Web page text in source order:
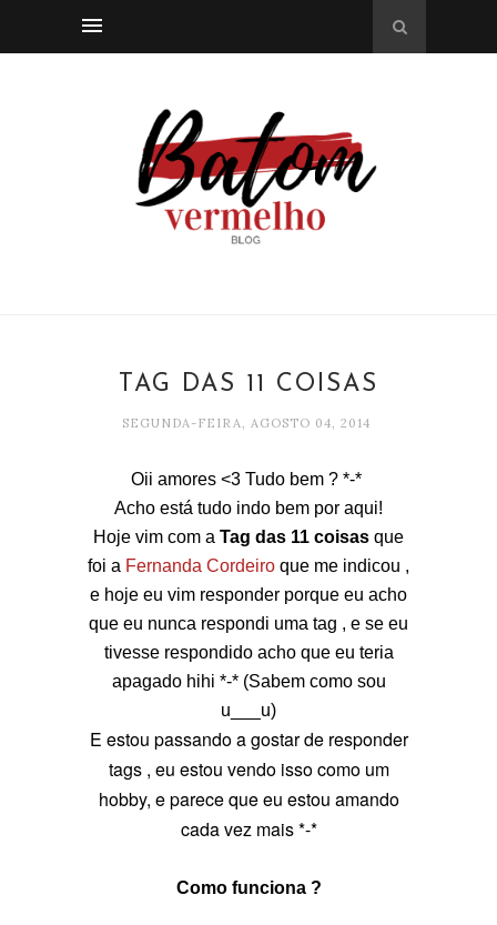
TAG DAS 11 COISAS
SEGUNDA-FEIRA, AGOSTO 04, 2014
Oii amores <3 Tudo bem ? *-*
Acho está tudo indo bem por aqui!
Hoje vim com a Tag das 11 coisas que
foi a Fernanda Cordeiro que me indicou ,
e hoje eu vim responder porque eu acho
que eu nunca respondi uma tag , e se eu
tivesse respondido acho que eu teria
apagado hihi *-* (Sabem como sou
u___u)
E estou passando a gostar de responder
tags , eu estou vendo isso como um
hobby, e parece que eu estou amando
cada vez mais *-*
Como funciona ?